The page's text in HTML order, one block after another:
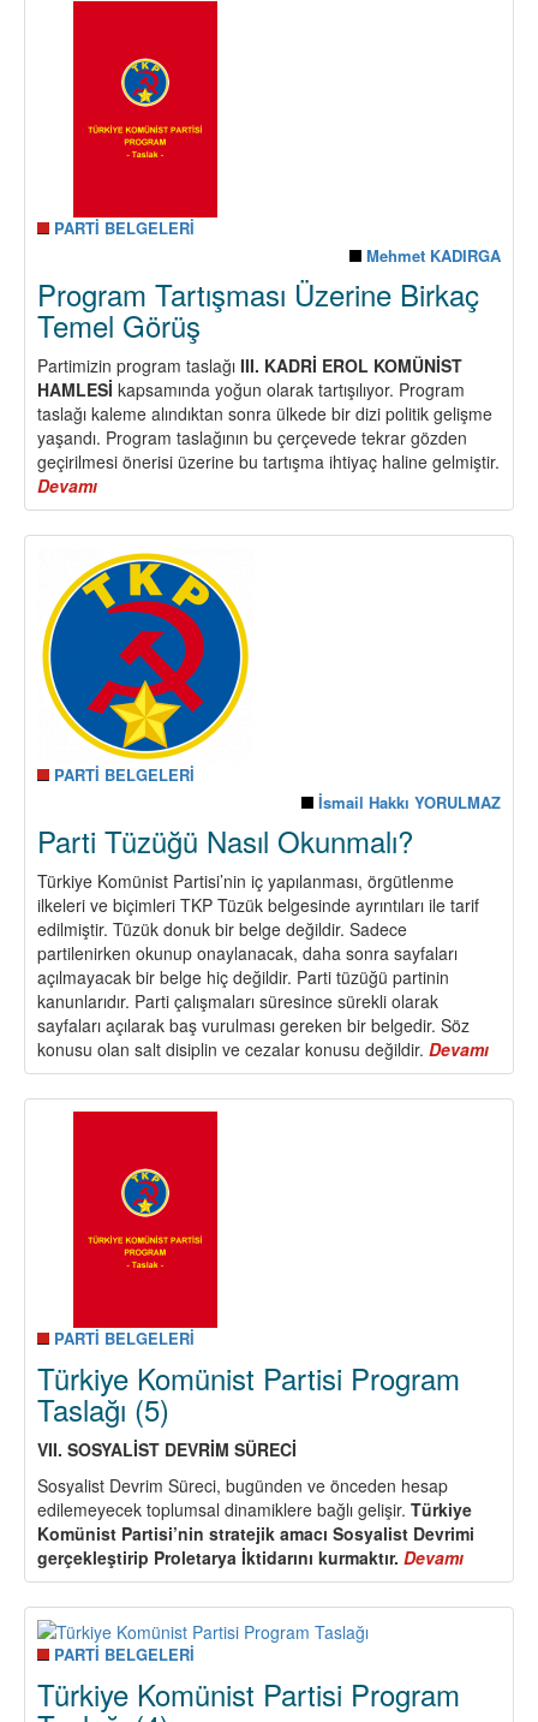
PARTİ BELGELERİ
Mehmet KADIRGA
Program Tartışması Üzerine Birkaç
Temel Görüş
Partimizin program taslağı III. KADRİ EROL KOMÜNİST
HAMLESİ kapsamında yoğun olarak tartışılıyor. Program
taslağı kaleme alındıktan sonra ülkede bir dizi politik gelişme
yaşandı. Program taslağının bu çerçevede tekrar gözden
geçirilmesi önerisi üzerine bu tartışma ihtiyaç haline gelmiştir.
Devamı
Program
Tartışması
Üzerine
Birkaç
Temel
Görüş
PARTİ BELGELERİ
İsmail Hakkı YORULMAZ
Parti Tüzüğü Nasıl Okunmalı?
Türkiye Komünist Partisi’nin iç yapılanması, örgütlenme
ilkeleri ve biçimleri TKP Tüzük belgesinde ayrıntıları ile tarif
edilmiştir. Tüzük donuk bir belge değildir. Sadece
partilenirken okunup onaylanacak, daha sonra sayfaları
açılmayacak bir belge hiç değildir. Parti tüzüğü partinin
kanunlarıdır. Parti çalışmaları süresince sürekli olarak
sayfaları açılarak baş vurulması gereken bir belgedir. Söz
konusu olan salt disiplin ve cezalar konusu değildir. Devamı
Parti
PARTİ BELGELERİ
Türkiye Komünist Partisi Program
Taslağı (5)
VII. SOSYALİST DEVRİM SÜRECİ
Sosyalist Devrim Süreci, bugünden ve önceden hesap
edilemeyecek toplumsal dinamiklere bağlı gelişir. Türkiye
Komünist Partisi’nin stratejik amacı Sosyalist Devrimi
gerçekleştirip Proletarya İktidarını kurmaktır. Devamı
Türkiye
PARTİ BELGELERİ
Türkiye Komünist Partisi Program